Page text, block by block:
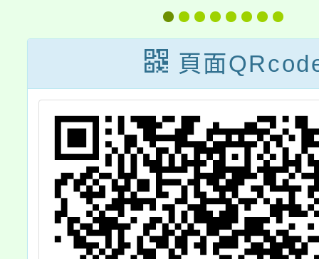
教育學分班」
生簡章
頁面